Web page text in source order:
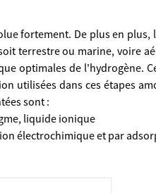
fortement. De plus en
terrestre ou marine, voire
optimales de l'hydrogène.
utilisées dans ces étapes
sont :
liquide ionique
électrochimique et par